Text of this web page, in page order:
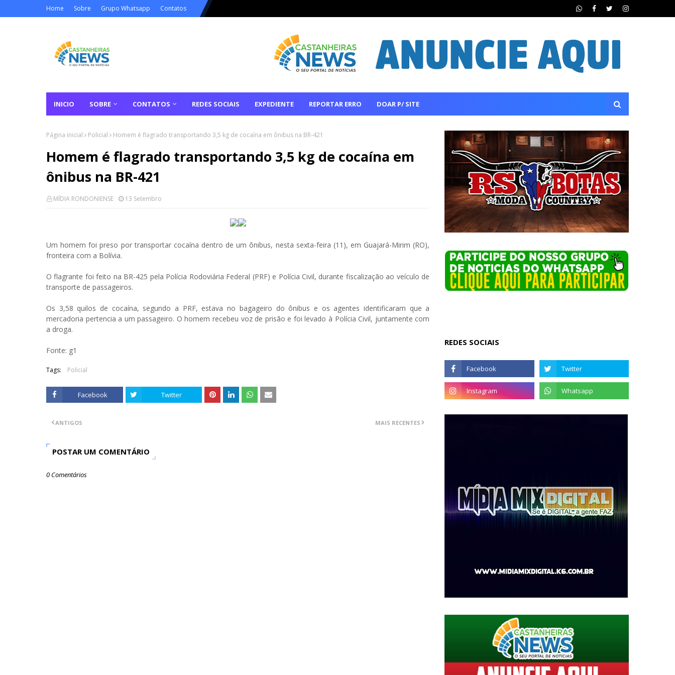
Home Sobre Grupo Whatsapp Contatos
INICIO SOBRE CONTATOS REDES SOCIAIS EXPEDIENTE REPORTAR ERRO DOAR P/ SITE
Página inicial Policial Homem é flagrado transportando 3,5 kg de cocaína em ônibus na BR-421
Homem é flagrado transportando 3,5 kg de cocaína em
ônibus na BR-421
MÍDIA RONDONIENSE 13 Setembro
Um homem foi preso por transportar cocaína dentro de um ônibus, nesta sexta-feira (11), em Guajará-Mirim (RO),
fronteira com a Bolívia.
O flagrante foi feito na BR-425 pela Polícia Rodoviária Federal (PRF) e Polícia Civil, durante fiscalização ao veículo de
transporte de passageiros.
Os 3,58 quilos de cocaína, segundo a PRF, estava no bagageiro do ônibus e os agentes identificaram que a
mercadoria pertencia a um passageiro. O homem recebeu voz de prisão e foi levado à Polícia Civil, juntamente com
a droga.
Fonte: g1
Tags: Policial
Facebook Twitter
MAIS RECENTES
ANTIGOS
POSTAR UM COMENTÁRIO
0 Comentários
REDES SOCIAIS